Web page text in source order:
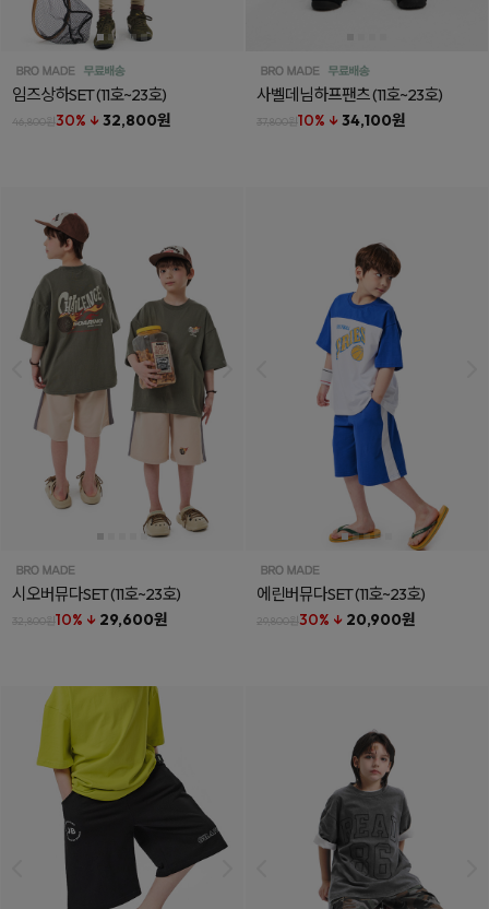
임즈상하SET(11호~23호)
46,800원30% ↓ 32,800원
사벨데님하프팬츠(11호~23호)
37,800원10% ↓ 34,100원
시오버뮤다SET(11호~23호)
32,800원10% ↓ 29,600원
에린버뮤다SET(11호~23호)
29,800원30% ↓ 20,900원